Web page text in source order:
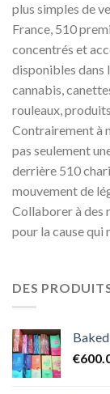
plus simples de
France, 510
concentrés et
disponibles dans
cannabis,
rouleaux,
Contrairement à
pas seulement
derrière 510
mouvement de
Collaborer à des
pour la cause qui
DES
€